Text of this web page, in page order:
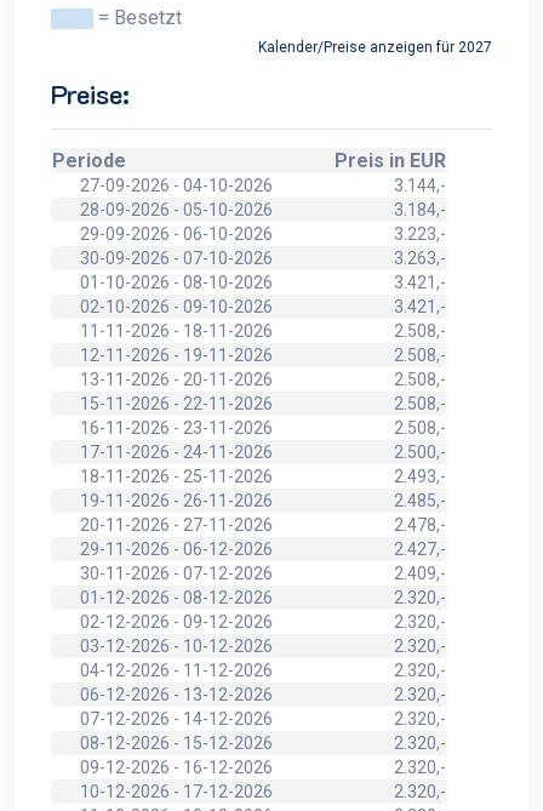
= Besetzt
Kalender/Preise anzeigen für 2027
Preise:
Periode Preis in EUR
27-09-2026 - 04-10-2026
3.144,-
28-09-2026 - 05-10-2026
3.184,-
29-09-2026 - 06-10-2026
3.223,-
30-09-2026 - 07-10-2026
3.263,-
01-10-2026 - 08-10-2026
3.421,-
02-10-2026 - 09-10-2026
3.421,-
11-11-2026 - 18-11-2026
2.508,-
12-11-2026 - 19-11-2026
2.508,-
13-11-2026 - 20-11-2026
2.508,-
15-11-2026 - 22-11-2026
2.508,-
16-11-2026 - 23-11-2026
2.508,-
17-11-2026 - 24-11-2026
2.500,-
18-11-2026 - 25-11-2026
2.493,-
19-11-2026 - 26-11-2026
2.485,-
20-11-2026 - 27-11-2026
2.478,-
29-11-2026 - 06-12-2026
2.427,-
30-11-2026 - 07-12-2026
2.409,-
01-12-2026 - 08-12-2026
2.320,-
02-12-2026 - 09-12-2026
2.320,-
03-12-2026 - 10-12-2026
2.320,-
04-12-2026 - 11-12-2026
2.320,-
06-12-2026 - 13-12-2026
2.320,-
07-12-2026 - 14-12-2026
2.320,-
08-12-2026 - 15-12-2026
2.320,-
09-12-2026 - 16-12-2026
2.320,-
10-12-2026 - 17-12-2026
2.320,-